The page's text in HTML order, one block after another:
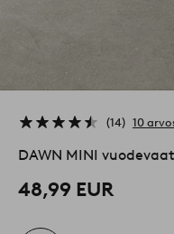
14 10
DAWN MINI
48,99 EUR